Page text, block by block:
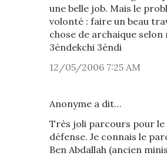
une belle job. Mais le
volonté : faire un beau
chose de archaique
3éndekchi 3éndi
12/05/2006 7:25 AM
Anonyme a dit…
Très joli parcours pour
défense. Je connais le
Ben Abdallah (ancien